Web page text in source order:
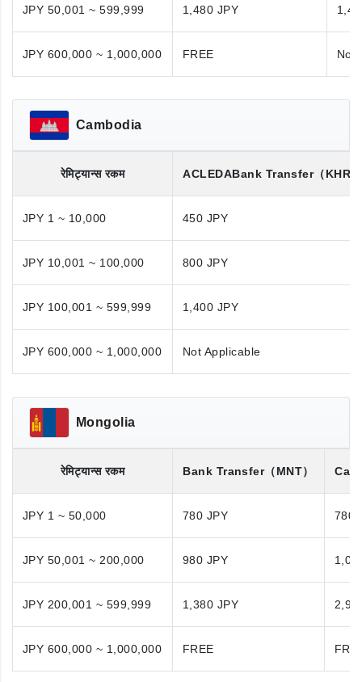
JPY 50,001 ~ 599,999 1,480 JPY
JPY 600,000 ~ 1,000,000 FREE Not
Cambodia
रेमिट्यान्स रकम ACLEDABank Transfer（KHR/
JPY 1 ~ 10,000 450 JPY
JPY 10,001 ~ 100,000 800 JPY
JPY 100,001 ~ 599,999 1,400 JPY
JPY 600,000 ~ 1,000,000 Not Applicable
Mongolia
रेमिट्यान्स रकम Bank Transfer（MNT）
JPY 1 ~ 50,000 780 JPY 780
JPY 50,001 ~ 200,000 980 JPY
JPY 200,001 ~ 599,999 1,380 JPY
JPY 600,000 ~ 1,000,000 FREE